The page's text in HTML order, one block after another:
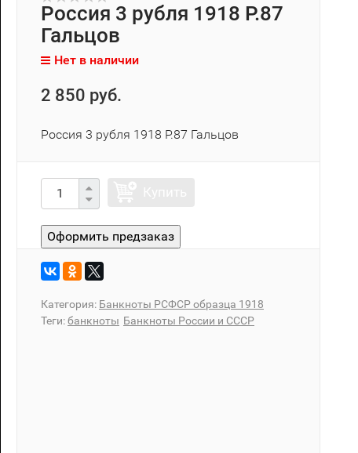
Россия 3 рубля 1918 P.87
Гальцов
Нет в наличии
2 850 руб.
Россия 3 рубля 1918 P.87 Гальцов
Категория: Банкноты РСФСР образца 1918
Теги:банкноты Банкноты России и СССР